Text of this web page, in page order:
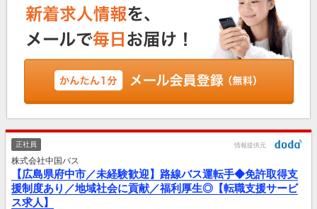
正社員 情報提供元
株式会社中国バス
【広島県府中市／未経験歓迎】路線バス運転手◆免許取得支
援制度あり／地域社会に貢献／福利厚生◎【転職支援サービ
ス求人】